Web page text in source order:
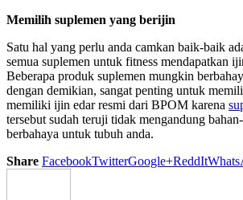
Memilih suplemen yang berijin
Satu hal yang perlu anda camkan baik-baik
semua suplemen untuk fitness mendapatkan
Beberapa produk suplemen mungkin
dengan demikian, sangat penting untuk
memiliki ijin edar resmi dari BPOM karena
tersebut sudah teruji tidak mengandung
berbahaya untuk tubuh anda.
Share FacebookTwitterGoogle+ReddIt